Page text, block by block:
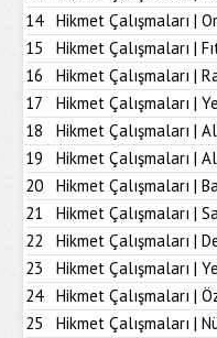
14
Hikmet Çalışmaları |
15
Hikmet Çalışmaları |
16
Hikmet Çalışmaları |
17
Hikmet Çalışmaları |
18
Hikmet Çalışmaları |
19
Hikmet Çalışmaları |
20
Hikmet Çalışmaları |
21
Hikmet Çalışmaları |
22
Hikmet Çalışmaları |
23
Hikmet Çalışmaları |
24
Hikmet Çalışmaları |
25
Hikmet Çalışmaları |